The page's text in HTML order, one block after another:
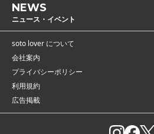
NEWS
ニュース・イベント
soto lover について
会社案内
プライバシーポリシー
利用規約
広告掲載